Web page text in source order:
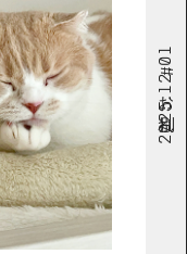
2025.12.01
# お別れ